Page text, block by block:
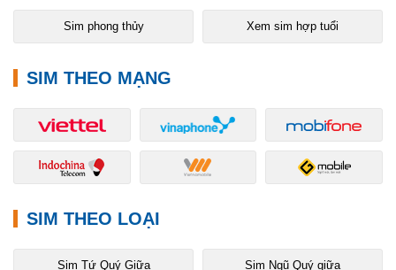
Sim phong thủy Xem sim hợp tuổi
SIM THEO MẠNG
SIM THEO LOẠI
Sim Tứ Quý Giữa Sim Ngũ Quý giữa